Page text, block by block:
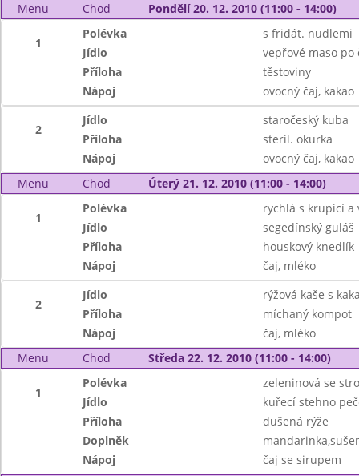
Menu Chod Pondělí 20. 12. 2010 (11:00 - 14:00)
1
Polévka
s fridát. nudlemi
Jídlo
vepřové maso po
Příloha
těstoviny
Nápoj
ovocný čaj, kakao
2
Jídlo
staročeský kuba
Příloha
steril. okurka
Nápoj
ovocný čaj, kakao
Menu
Chod Úterý 21. 12. 2010 (11:00 - 14:00)
1
Polévka
rychlá s krupicí a
Jídlo
segedínský guláš
Příloha
houskový knedlík
Nápoj
čaj, mléko
2
Jídlo
rýžová kaše s
Příloha
míchaný kompot
Nápoj
čaj, mléko
Menu
Chod Středa 22. 12. 2010 (11:00 - 14:00)
1
Polévka
zeleninová se
Jídlo
kuřecí stehno
Příloha
dušená rýže
Doplněk
Nápoj
čaj se sirupem